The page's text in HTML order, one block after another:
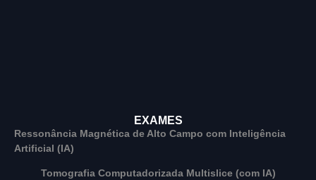
EXAMES
Ressonância Magnética de Alto Campo com Inteligência
Artificial (IA)
Tomografia Computadorizada Multislice (com IA)